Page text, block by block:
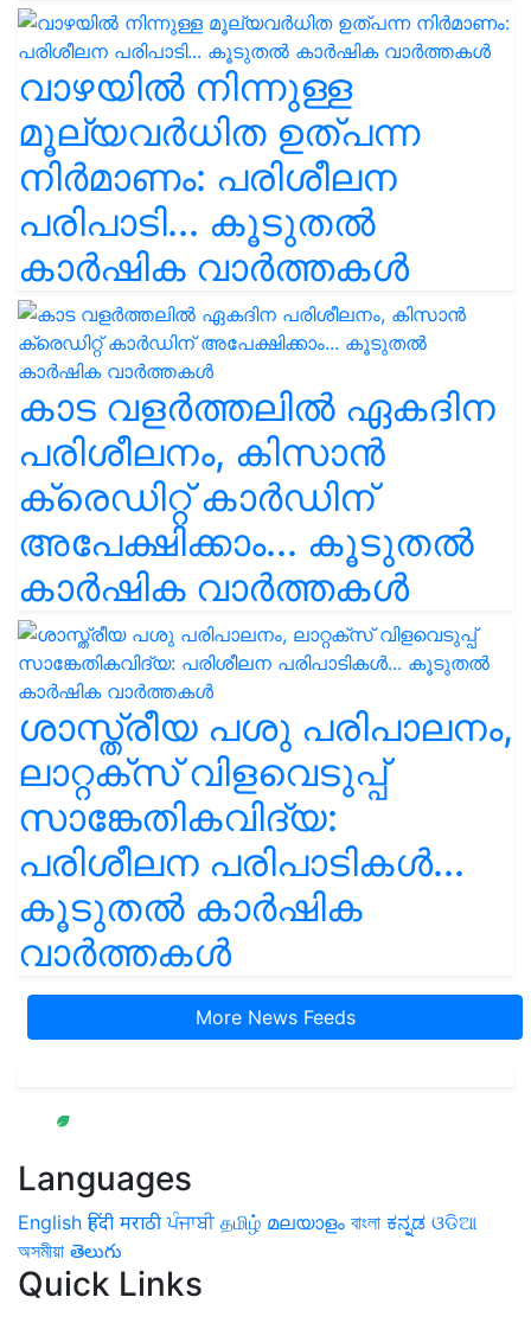
വാഴയിൽ നിന്നുള്ള
മൂല്യവർധിത ഉത്പന്ന
നിർമാണം: പരിശീലന
പരിപാടി... കൂടുതൽ
കാർഷിക വാർത്തകൾ
കാട വളര്‍ത്തലിൽ ഏകദിന
പരിശീലനം, കിസാൻ
ക്രെഡിറ്റ് കാർഡിന്
അപേക്ഷിക്കാം... കൂടുതൽ
കാർഷിക വാർത്തകൾ
ശാസ്ത്രീയ പശു പരിപാലനം,
ലാറ്റക്സ് വിളവെടുപ്പ്
സാങ്കേതികവിദ്യ:
പരിശീലന പരിപാടികൾ...
കൂടുതൽ കാർഷിക
വാർത്തകൾ
More News Feeds
Languages
English हिंदी मराठी ਪੰਜਾਬੀ தமிழ் മലയാളം বাংলা ಕನ್ನಡ ଓଡିଆ
অসমীয়া తెలుగు
Quick Links